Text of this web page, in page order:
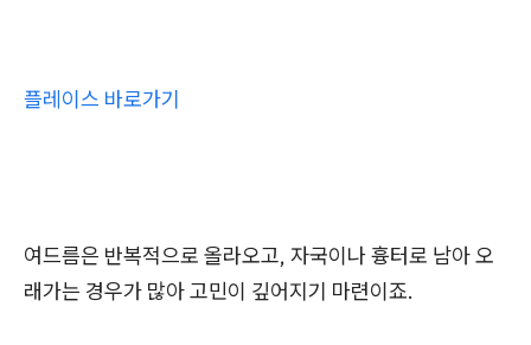
플레이스 바로가기
여드름은 반복적으로 올라오고, 자국이나 흉터로 남아 오
래가는 경우가 많아 고민이 깊어지기 마련이죠.